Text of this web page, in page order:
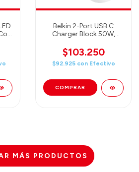
Belkin 2-Port USB C
Charger Block 50W,
w/ 2X USB C Ports, Fast
Charging
$103.250
$92.925 con Efectivo
MÁS PRODUCTOS